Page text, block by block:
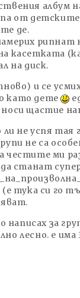
албум
от детските
де.
рипнат
касетката
на диск.
и се
като дете
щастие
не успя тая
не са
честите ми
станат
(е тука си го
написах за
лесно. е има